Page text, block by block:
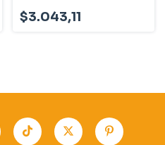
$3.043,11